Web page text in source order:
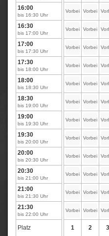
16:00
bis 16:30 Uhr
16:30
bis 17:00 Uhr
17:00
bis 17:30 Uhr
17:30
bis 18:00 Uhr
18:00
bis 18:30 Uhr
18:30
bis 19:00 Uhr
19:00
bis 19:30 Uhr
19:30
bis 20:00 Uhr
20:00
bis 20:30 Uhr
20:30
bis 21:00 Uhr
21:00
bis 21:30 Uhr
21:30
bis 22:00 Uhr
Platz
Vorbei Vorbei
Vorbei Vorbei
Vorbei Vorbei
Vorbei Vorbei
Vorbei Vorbei
Vorbei Vorbei
Vorbei Vorbei
Vorbei Vorbei
Vorbei Vorbei
Vorbei Vorbei
Vorbei Vorbei
Vorbei Vorbei
1 2 3